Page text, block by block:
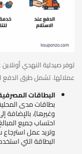
توفر صيدلية النهدي
عملائها. تشمل طرق الدفع
البطاقات
بطاقات مدى المحلية
وغيرها)، بالإضافة
احتساب جميع
وتريد عمل
البطاقة التي